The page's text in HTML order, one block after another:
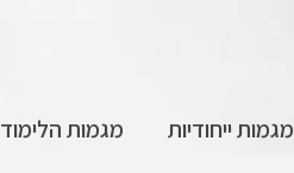
מגמות ייחודיות מגמות הלימוד